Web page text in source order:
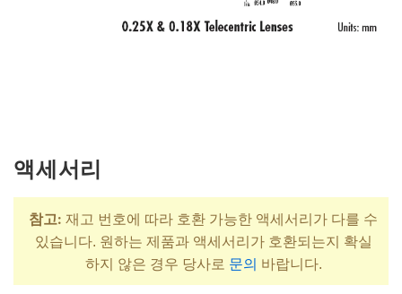
액세서리
참고: 재고 번호에 따라 호환 가능한 액세서리가 다를 수
있습니다. 원하는 제품과 액세서리가 호환되는지 확실
하지 않은 경우 당사로 문의 바랍니다.